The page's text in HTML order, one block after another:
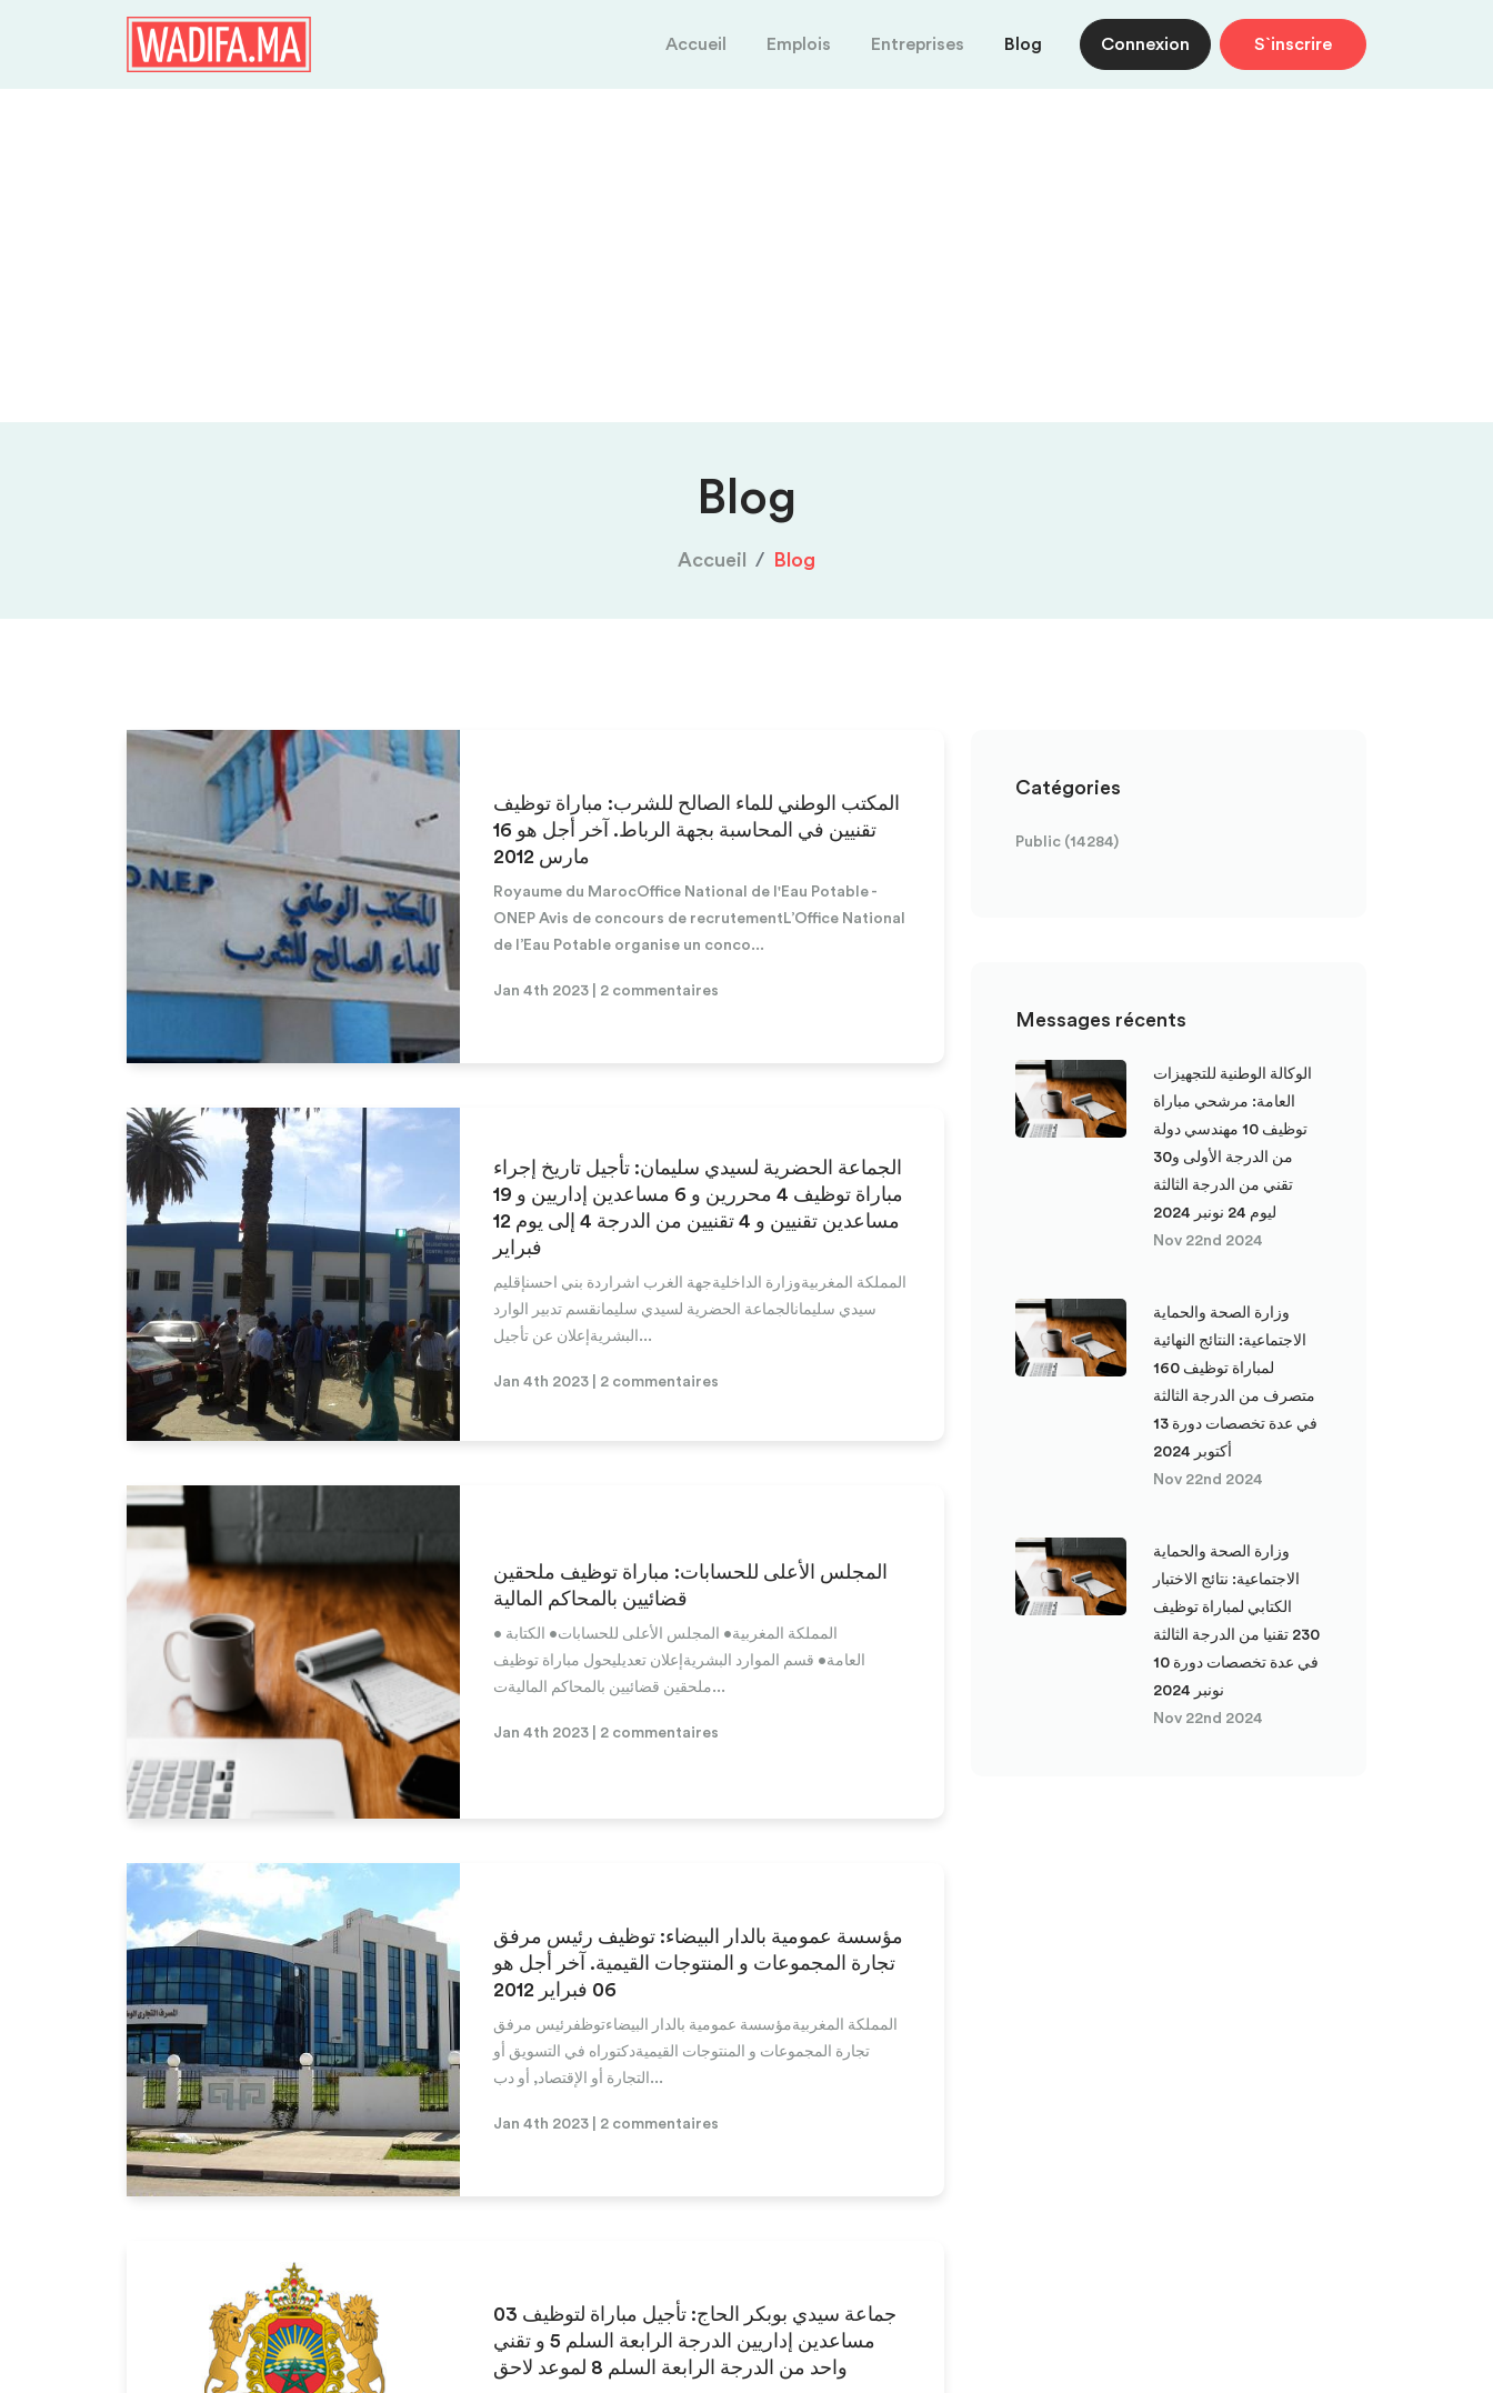
Accueil Emplois Entreprises Blog Connexion S`inscrire
Blog
Accueil Blog
Lire la suite
المكتب الوطني للماء الصالح للشرب: مباراة توظيف
تقنيين في المحاسبة بجهة الرباط. آخر أجل هو 16
مارس 2012
Royaume du MarocOffice National de l'Eau Potable -
ONEP Avis de concours de recrutementL’Office National
de l’Eau Potable organise un conco...
Jan 4th 2023 | 2 commentaires
Lire la suite
الجماعة الحضرية لسيدي سليمان: تأجيل تاريخ إجراء
مباراة توظيف 4 محررين و 6 مساعدين إداريين و 19
مساعدين تقنيين و 4 تقنيين من الدرجة 4 إلى يوم 12
فبراير
المملكة المغربيةوزارة الداخليةجهة الغرب اشراردة بني احسنإقليم
سيدي سليمانالجماعة الحضرية لسيدي سليمانقسم تدبير الوارد
البشريةإعلان عن تأجيل...
Jan 4th 2023 | 2 commentaires
Lire la suite
المجلس الأعلى للحسابات: مباراة توظيف ملحقين
قضائيين بالمحاكم المالية
• المملكة المغربية• المجلس الأعلى للحسابات• الكتابة
العامة• قسم الموارد البشريةإعلان تعديليحول مباراة توظيف
ملحقين قضائيين بالمحاكم الماليةت...
Jan 4th 2023 | 2 commentaires
Lire la suite
مؤسسة عمومية بالدار البيضاء: توظيف رئيس مرفق
تجارة المجموعات و المنتوجات القيمية. آخر أجل هو
06 فبراير 2012
المملكة المغربيةمؤسسة عمومية بالدار البيضاءتوظفرئيس مرفق
تجارة المجموعات و المنتوجات القيميةدكتوراه في التسويق أو
التجارة أو الإقتصاد, أو دب...
Jan 4th 2023 | 2 commentaires
جماعة سيدي بوبكر الحاج: تأجيل مباراة لتوظيف 03
مساعدين إداريين الدرجة الرابعة السلم 5 و تقني
واحد من الدرجة الرابعة السلم 8 لموعد لاحق
Catégories
Public (14284)
Messages récents
الوكالة الوطنية للتجهيزات
العامة: مرشحي مباراة
توظيف 10 مهندسي دولة
من الدرجة الأولى و30
تقني من الدرجة الثالثة
ليوم 24 نونبر 2024
Nov 22nd 2024
وزارة الصحة والحماية
الاجتماعية: النتائج النهائية
لمباراة توظيف 160
متصرف من الدرجة الثالثة
في عدة تخصصات دورة 13
أكتوبر 2024
Nov 22nd 2024
وزارة الصحة والحماية
الاجتماعية: نتائج الاختبار
الكتابي لمباراة توظيف
230 تقنيا من الدرجة الثالثة
في عدة تخصصات دورة 10
نونبر 2024
Nov 22nd 2024